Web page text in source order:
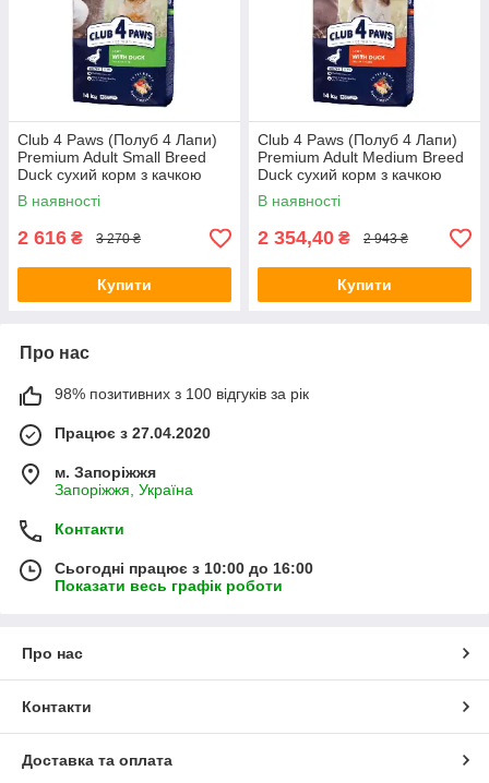
Club 4 Paws (Полуб 4 Лапи)
Premium Adult Small Breed
Duck сухий корм з качкою
для дорослих собак малих
порід
В наявності
2 616 ₴ 3 270 ₴
Купити
Club 4 Paws (Полуб 4 Лапи)
Premium Adult Medium Breed
Duck сухий корм з качкою
для дорослих собак середніх
порід
В наявності
2 354,40 ₴ 2 943 ₴
Купити
Про нас
98% позитивних з 100 відгуків за рік
Працює з 27.04.2020
м. Запоріжжя
Запоріжжя, Україна
Контакти
Сьогодні працює з 10:00 до 16:00
Показати весь графік роботи
Про нас
Контакти
Доставка та оплата